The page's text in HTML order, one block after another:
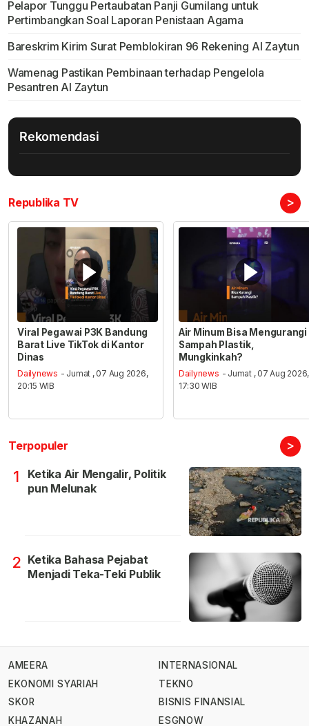
Pelapor Tunggu Pertaubatan Panji Gumilang untuk
Pertimbangkan Soal Laporan Penistaan Agama
Bareskrim Kirim Surat Pemblokiran 96 Rekening Al Zaytun
Wamenag Pastikan Pembinaan terhadap Pengelola
Pesantren Al Zaytun
Rekomendasi
Republika TV >
Viral Pegawai P3K Bandung
Barat Live TikTok di Kantor
Dinas
Dailynews - Jumat , 07 Aug 2026,
20:15 WIB
Air Minum Bisa Mengurangi
Sampah Plastik,
Mungkinkah?
Dailynews - Jumat , 07 Aug 2026,
17:30 WIB
Terpopuler >
1
Ketika Air Mengalir, Politik
pun Melunak
2 Ketika Bahasa Pejabat
Menjadi Teka-Teki Publik
AMEERA
EKONOMI SYARIAH
SKOR
KHAZANAH
INTERNASIONAL
TEKNO
BISNIS FINANSIAL
ESGNOW